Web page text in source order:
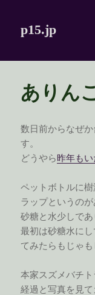
p15.jp
ありん
数日前からなぜ
す。
どうやら昨年も
ペットボトルに
ラップというの
砂糖と水少しであ
最初は砂糖水に
てみたらもじゃ
本家スズメバチ
経過と写真を見て